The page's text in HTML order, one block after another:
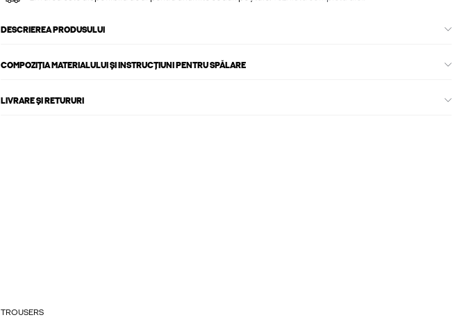
DESCRIEREA PRODUSULUI
COMPOZIȚIA MATERIALULUI ȘI INSTRUCȚIUNI PENTRU SPĂLARE
LIVRARE ȘI RETURURI
TROUSERS